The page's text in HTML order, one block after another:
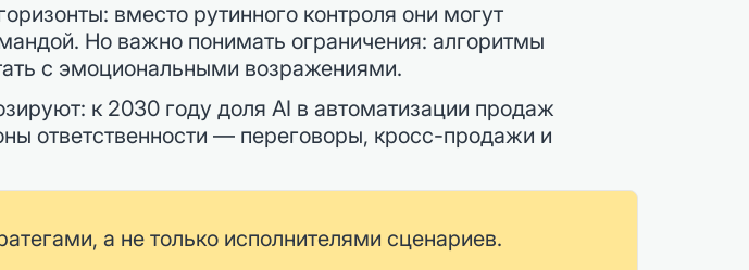
вместо рутинного контроля они могут
Но важно понимать ограничения: алгоритмы
с эмоциональными возражениями.
к 2030 году доля AI в автоматизации продаж
ответственности — переговоры, кросс-продажи и
а не только исполнителями сценариев.